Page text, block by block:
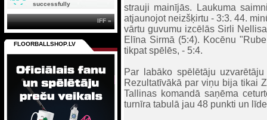
strauji mainījās. Laukuma
atjaunojot neizšķirtu - 3:3. 44.
vārtu guvumu izcēlās Sirli
Elīna Sirmā (5:4). Kocēnu
tikpat spēlēs, - 5:4.
Par labāko spēlētāju
Rezultatīvākā par viņu bija tikai
Tallinas komandā saņēma
turnīra tabulā jau 48 punkti un
successfully
IFF »
FLOORBALLSHOP.LV